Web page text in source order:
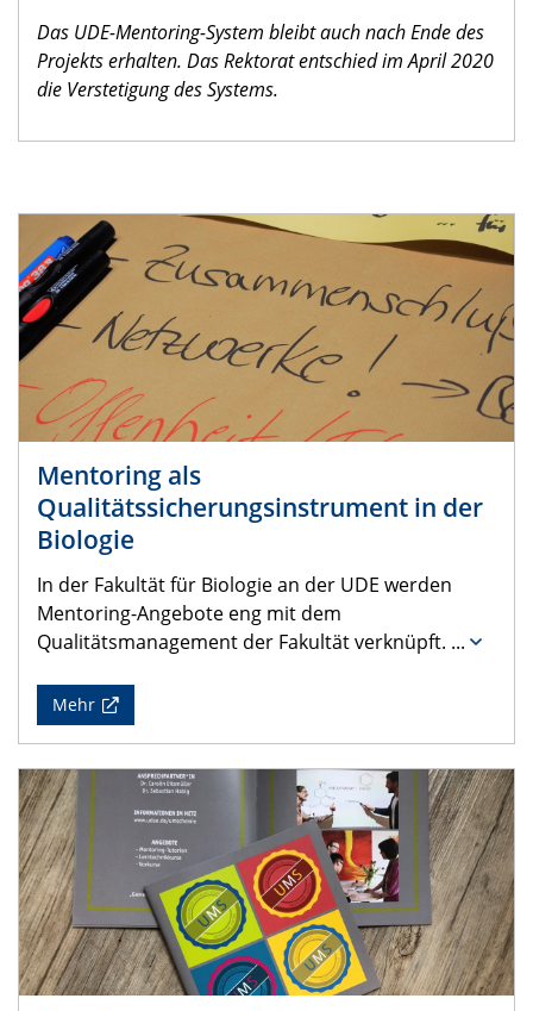
Das UDE-Mentoring-System bleibt auch nach Ende des
Projekts erhalten. Das Rektorat entschied im April 2020
die Verstetigung des Systems.
Mentoring als
Qualitätssicherungsinstrument in der
Biologie
In der Fakultät für Biologie an der UDE werden
Mentoring-Angebote eng mit dem
Qualitätsmanagement der Fakultät verknüpft. ...
Mehr